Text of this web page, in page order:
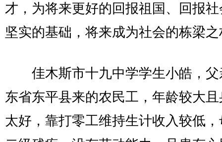
才，为将来更好的回报祖国、回报
坚实的基础，将来成为社会的栋梁
佳木斯市十九中学学生小皓，父
东省东平县来的农民工，年龄较大
太好，靠打零工维持生计收入较低